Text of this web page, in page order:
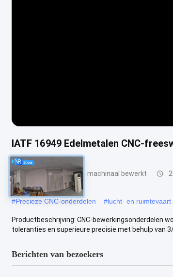
IATF 16949 Edelmetalen CNC-
CNC Malen dat Delen machinaal bewerkt
#Precieze CNC-onderdelen #lucht- en
Productbeschrijving: CNC-bewerkingsonderdelen
toleranties en superieure precisie.met behulp van
Berichten van bezoekers